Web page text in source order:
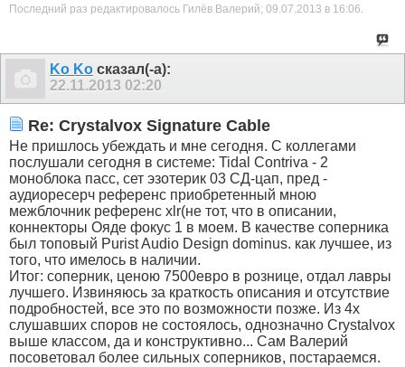
Последний раз редактировалось Гилёв Валерий; 09.07.2013 в 16:06
Ko Ko сказал(-а):
22.11.2013 02:20
Re: Crystalvox Signature Cable
Не пришлось убеждать и мне сегодня. С коллегами
послушали сегодня в системе: Tidal Contriva - 2
моноблока пасс, сет эзотерик 03 СД-цап, пред -
аудиоресерч референс приобретенный мною
межблочник референс xlr(не тот, что в описании,
коннекторы Ояде фокус 1 в моем. В качестве соперника
был топовый Purist Audio Design dominus. как лучшее, из
того, что имелось в наличии.
Итог: соперник, ценою 7500евро в рознице, отдал лавры
лучшего. Извиняюсь за краткость описания и отсутствие
подробностей, все это по возможности позже. Из 4х
слушавших споров не состоялось, однозначно Crystalvox
выше классом, да и конструктивно... Сам Валерий
посоветовал более сильных соперников, постараемся.